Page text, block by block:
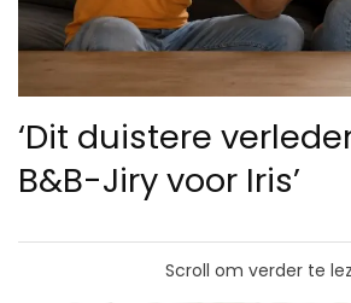
‘Dit duistere
B&B-Jiry voor Iris’
Scroll om verder te